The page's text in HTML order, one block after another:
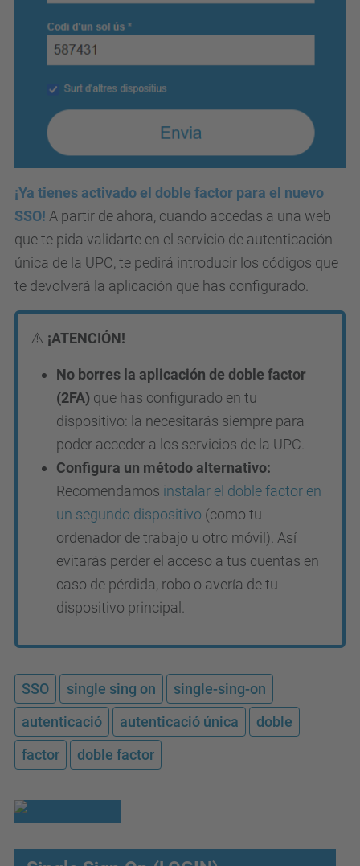
¡Ya tienes activado el doble factor para el nuevo
SSO! A partir de ahora, cuando accedas a una web
que te pida validarte en el servicio de autenticación
única de la UPC, te pedirá introducir los códigos que
te devolverá la aplicación que has configurado.
⚠️ ¡ATENCIÓN!
No borres la aplicación de doble factor
(2FA) que has configurado en tu
dispositivo: la necesitarás siempre para
poder acceder a los servicios de la UPC.
Configura un método alternativo:
Recomendamos instalar el doble factor en
un segundo dispositivo (como tu
ordenador de trabajo u otro móvil). Así
evitarás perder el acceso a tus cuentas en
caso de pérdida, robo o avería de tu
dispositivo principal.
SSO single sing on
single-sing-on
autenticació
autenticació única
doble
factor
doble factor